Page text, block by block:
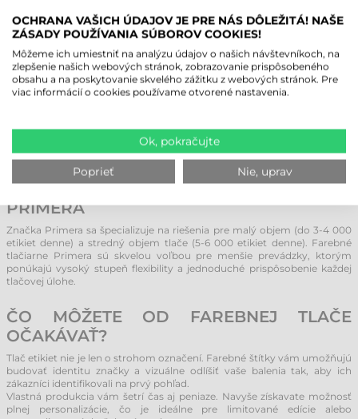
produkte (napr. zloženie alebo dátumy spotreby) často menia. V
takýchto prípadoch vám zariadenia Epson a Primera umožnia okamžitú
TLAČIARNE FAREBNÝCH ŠTÍTKOV EPSON
V portfóliu značky Epson nájdete základné modely (vhodné na tlač 3 – 4
zariadenia sú mimoriadne spoľahlivé a ekonomické. Vďaka pokročilej
atramentovej technológii Epson dosahujú výtlačky vysokú ostrosť a
sýte farby, ktoré sú odolné voči vonkajším vplyvom a dlho nevyblednú.
TLAČIARNE FAREBNÝCH ŠTÍTKOV
PRIMERA
Značka Primera sa špecializuje na riešenia pre malý objem (do 3-4 000
etikiet denne) a stredný objem tlače (5-6 000 etikiet denne). Farebné
tlačiarne Primera sú skvelou voľbou pre menšie prevádzky, ktorým
ponúkajú vysoký stupeň flexibility a jednoduché prispôsobenie každej
tlačovej úlohe.
ČO MÔŽETE OD FAREBNEJ TLAČE
OČAKÁVAŤ?
Tlač etikiet nie je len o strohom označení. Farebné štítky vám umožňujú
budovať identitu značky a vizuálne odlíšiť vaše balenia tak, aby ich
zákazníci identifikovali na prvý pohľad.
Vlastná produkcia vám šetrí čas aj peniaze. Navyše získavate možnosť
plnej personalizácie, čo je ideálne pre limitované edície alebo
OCHRANA VAŠICH ÚDAJOV JE PRE NÁS DÔLEŽITÁ! NAŠE
ZÁSADY POUŽÍVANIA SÚBOROV COOKIES!
Môžeme ich umiestniť na analýzu údajov o našich návštevníkoch, na
zlepšenie našich webových stránok, zobrazovanie prispôsobeného
obsahu a na poskytovanie skvelého zážitku z webových stránok. Pre
viac informácií o cookies používame otvorené nastavenia.
Ok, pokračujte
Poprieť Nie, uprav